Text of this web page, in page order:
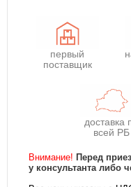
первый
поставщик
доставка
всей РБ
Внимание! Перед
у консультанта либо